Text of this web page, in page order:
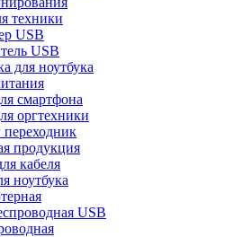
техники
USB
USB
для ноутбука
смартфона
оргтехники
переходник
продукция
кабеля
ноутбука
USB